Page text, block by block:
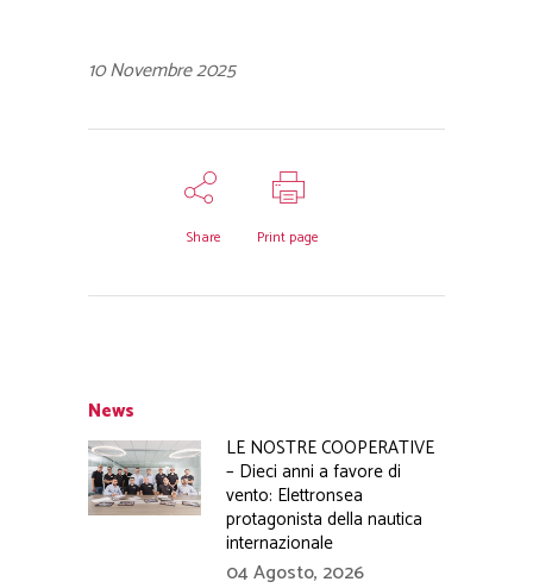
10 Novembre 2025
Share Print page
News
LE NOSTRE COOPERATIVE
– Dieci anni a favore di
vento: Elettronsea
protagonista della nautica
internazionale
04 Agosto, 2026